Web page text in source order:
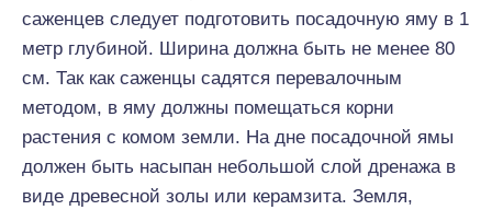
саженцев следует подготовить посадочную яму в 1
метр глубиной. Ширина должна быть не менее 80
см. Так как саженцы садятся перевалочным
методом, в яму должны помещаться корни
растения с комом земли. На дне посадочной ямы
должен быть насыпан небольшой слой дренажа в
виде древесной золы или керамзита. Земля,